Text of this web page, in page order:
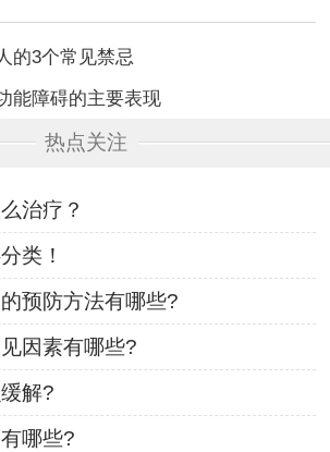
的3个常见禁忌
能障碍的主要表现
热点关注
治疗？
类！
预防方法有哪些?
因素有哪些?
解?
哪些?